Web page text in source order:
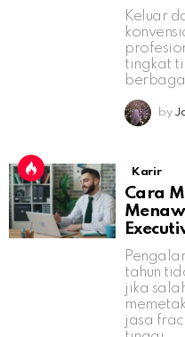
Keluar
tingkat
by
Karir
Cara
tahun
jika
jasa